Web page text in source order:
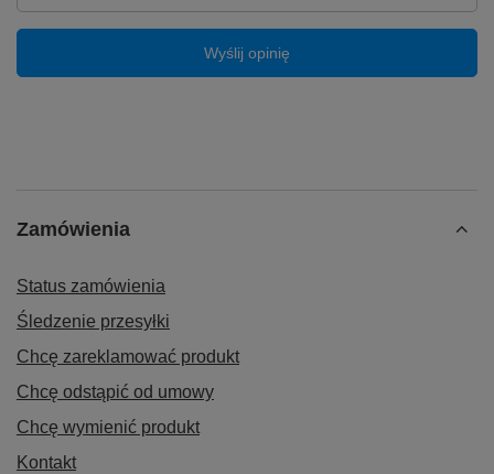
Wyślij opinię
Zamówienia
Status zamówienia
Śledzenie przesyłki
Chcę zareklamować produkt
Chcę odstąpić od umowy
Chcę wymienić produkt
Kontakt